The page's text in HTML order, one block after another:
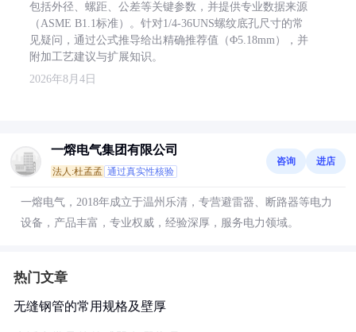
包括外径、螺距、公差等关键参数，并提供专业数据来源
（ASME B1.1标准）。针对1/4-36UNS螺纹底孔尺寸的常
见疑问，通过公式推导给出精确推荐值（Φ5.18mm），并
附加工艺建议与扩展知识。
2026年8月4日
一熔电气集团有限公司
法人:杜孟孟 通过真实性核验
咨询 进店
一熔电气，2018年成立于温州乐清，专营避雷器、断路器等电力
设备，产品丰富，专业权威，经验深厚，服务电力领域。
热门文章
无缝钢管的常用规格及壁厚